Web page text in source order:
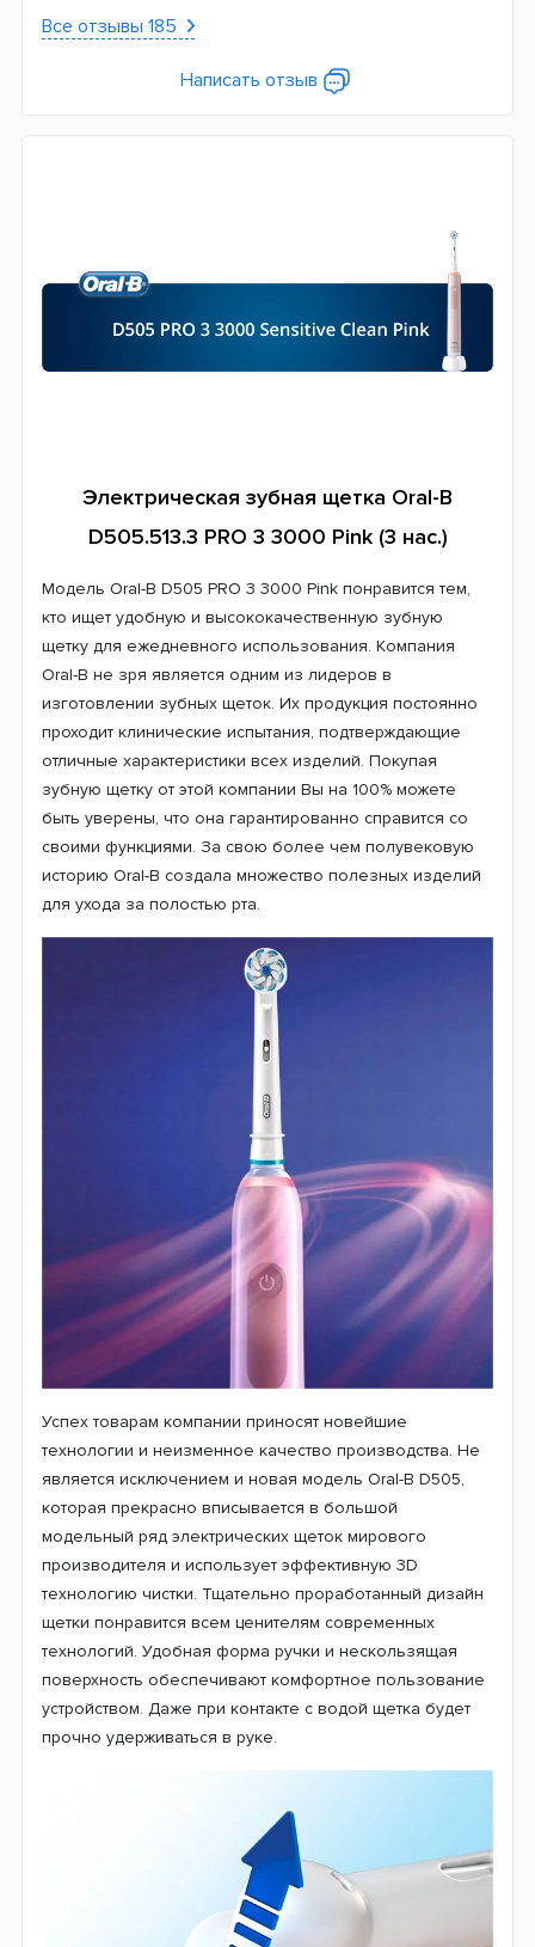
Все отзывы 185
Написать отзыв
Электрическая зубная щетка Oral-B
D505.513.3 PRO 3 3000 Pink (3 нас.)
кто ищет удобную и высококачественную зубную
щетку для ежедневного использования. Компания
Oral-B не зря является одним из лидеров в
изготовлении зубных щеток. Их продукция постоянно
проходит клинические испытания, подтверждающие
отличные характеристики всех изделий. Покупая
зубную щетку от этой компании Вы на 100% можете
быть уверены, что она гарантированно справится со
своими функциями. За свою более чем полувековую
историю Oral-B создала множество полезных изделий
для ухода за полостью рта.
является исключением и новая модель Oral-B D505,
которая прекрасно вписывается в большой
модельный ряд электрических щеток мирового
производителя и использует эффективную 3D
технологию чистки. Тщательно проработанный дизайн